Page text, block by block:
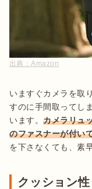
出典：Amazon
いますぐカメラを取
すのに手間取ってし
います。カメラリュ
のファスナーが付い
を下さなくても、素
クッション